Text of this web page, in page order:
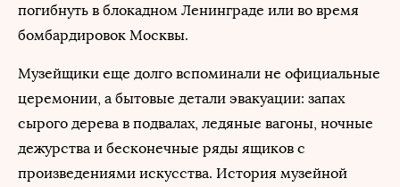
погибнуть в блокадном Ленинграде или во время
бомбардировок Москвы.
Музейщики еще долго вспоминали не официальные
церемонии, а бытовые детали эвакуации: запах
сырого дерева в подвалах, ледяные вагоны, ночные
дежурства и бесконечные ряды ящиков с
произведениями искусства. История музейной